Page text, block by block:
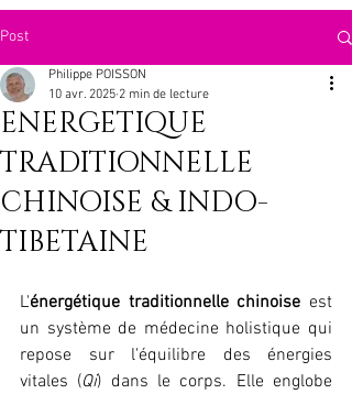
Post
ENERGETIQUE
TRADITIONNELLE
CHINOISE & INDO-
TIBETAINE
Philippe POISSON
10 avr. 2025 2 min de lecture
L'énergétique traditionnelle chinoise est
un système de médecine holistique qui
repose sur l'équilibre des énergies
vitales (Qi) dans le corps. Elle englobe